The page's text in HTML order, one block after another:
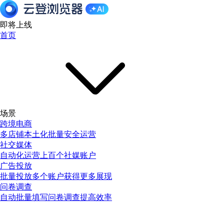
即将上线
首页
场景
跨境电商
多店铺本土化批量安全运营
社交媒体
自动化运营上百个社媒账户
广告投放
批量投放多个账户获得更多展现
问卷调查
自动批量填写问卷调查提高效率